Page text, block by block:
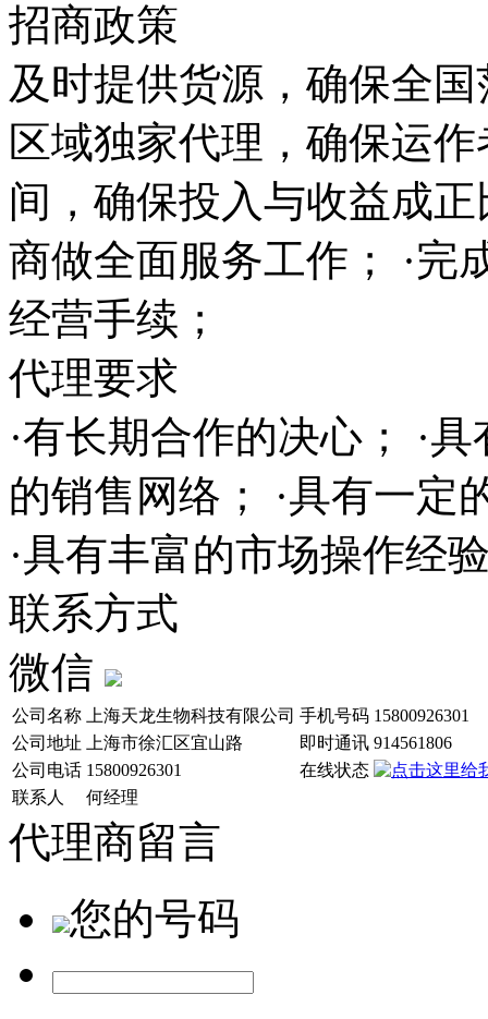
招商政策
及时提供货源，确保全
区域独家代理，确保运
间，确保投入与收益成
商做全面服务工作； ·完
经营手续；
代理要求
·有长期合作的决心； ·
的销售网络； ·具有一定
·具有丰富的市场操作经
联系方式
微信
公司名称 上海天龙生物科技有限公司 手机号码 15800926301
公司地址
上海市徐汇区宜山路 即时通讯 914561806
公司电话 15800926301
在线状态
联系人
何经理
代理商留言
您的号码